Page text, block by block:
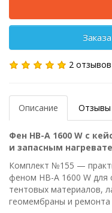
2 отзывов
Описание Отзывы
Фен HB-A 1600 W с
и запасным
Комплект №155 —
феном HB-A 1600 W
тентовых материалов,
геомембраны и ремонта